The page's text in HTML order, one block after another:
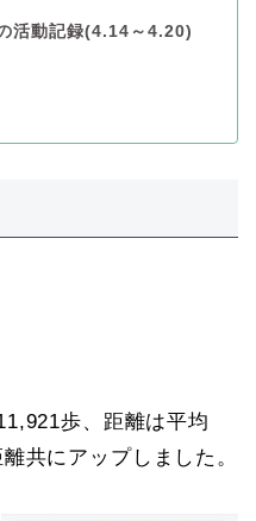
活動記録(4.14～4.20)
歩、距離は平均
共にアップしました。